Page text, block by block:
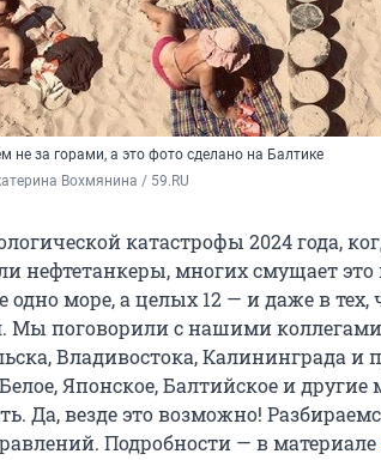
не за горами, а это фото сделано на Балтике
Вохмянина / 59.RU
катастрофы 2024 года,
нефтетанкеры, многих смущает
одно море, а целых 12 — и даже в тех,
Мы поговорили с нашими коллегами
Владивостока, Калининграда и
Японское, Балтийское и
Да, везде это возможно!
Подробности — в материале